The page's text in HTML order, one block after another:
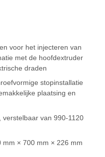
voor het injecteren van
met de hoofdextruder
draden
stopinstallatie
plaatsing en
verstelbaar van 990-1120
× 700 mm × 226 mm